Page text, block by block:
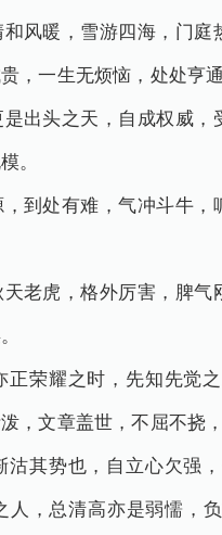
风暖，雪游四海，门
，一生无烦恼，处处亨通
出头之天，自成权威
。
到处有难，气冲斗牛
老虎，格外厉害，脾
正荣耀之时，先知先觉
，文章盖世，不屈不挠
沽其势也，自立心欠强
人，总清高亦是弱懦，